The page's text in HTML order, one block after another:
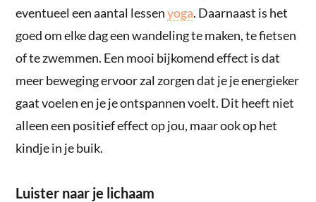
eventueel een aantal lessenyoga. Daarnaast is het
goed om elke dag een wandeling te maken, te fietsen
of te zwemmen. Een mooi bijkomend effect is dat
meer beweging ervoor zal zorgen dat je je energieker
gaat voelen en je je ontspannen voelt. Dit heeft niet
alleen een positief effect op jou, maar ook op het
kindje in je buik.
Luister naar je lichaam